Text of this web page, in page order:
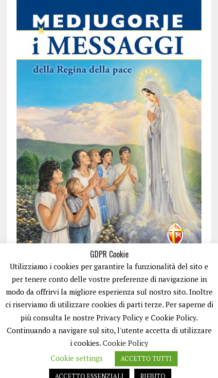
ISCRIVITI
GDPR Cookie
Utilizziamo i cookies per garantire la funzionalità del sito e
per tenere conto delle vostre preferenze di navigazione in
modo da offrirvi la migliore esperienza sul nostro sito. Inoltre
ci riserviamo di utilizzare cookies di parti terze. Per saperne di
più consulta le nostre Privacy Policy e Cookie Policy.
Continuando a navigare sul sito, l'utente accetta di utilizzare
i cookies. Cookie Policy
Cookie settings
ACCETTO TUTTI
ACCETTO ESSENZIALI
RIFIUTO